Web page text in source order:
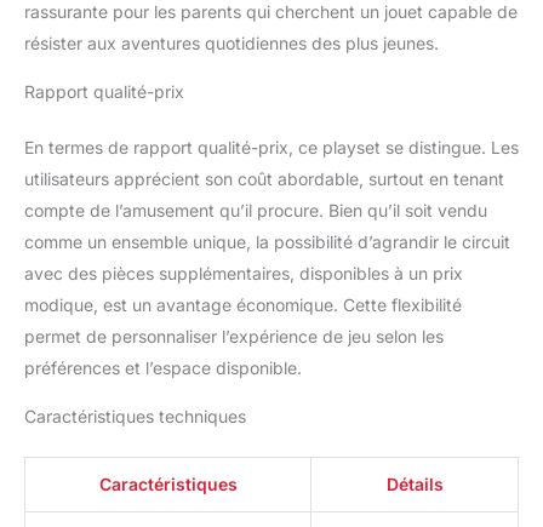
rassurante pour les parents qui cherchent un jouet capable de
résister aux aventures quotidiennes des plus jeunes.
Rapport qualité-prix
En termes de rapport qualité-prix, ce playset se distingue. Les
utilisateurs apprécient son coût abordable, surtout en tenant
compte de l’amusement qu’il procure. Bien qu’il soit vendu
comme un ensemble unique, la possibilité d’agrandir le circuit
avec des pièces supplémentaires, disponibles à un prix
modique, est un avantage économique. Cette flexibilité
permet de personnaliser l’expérience de jeu selon les
préférences et l’espace disponible.
Caractéristiques techniques
Caractéristiques Détails